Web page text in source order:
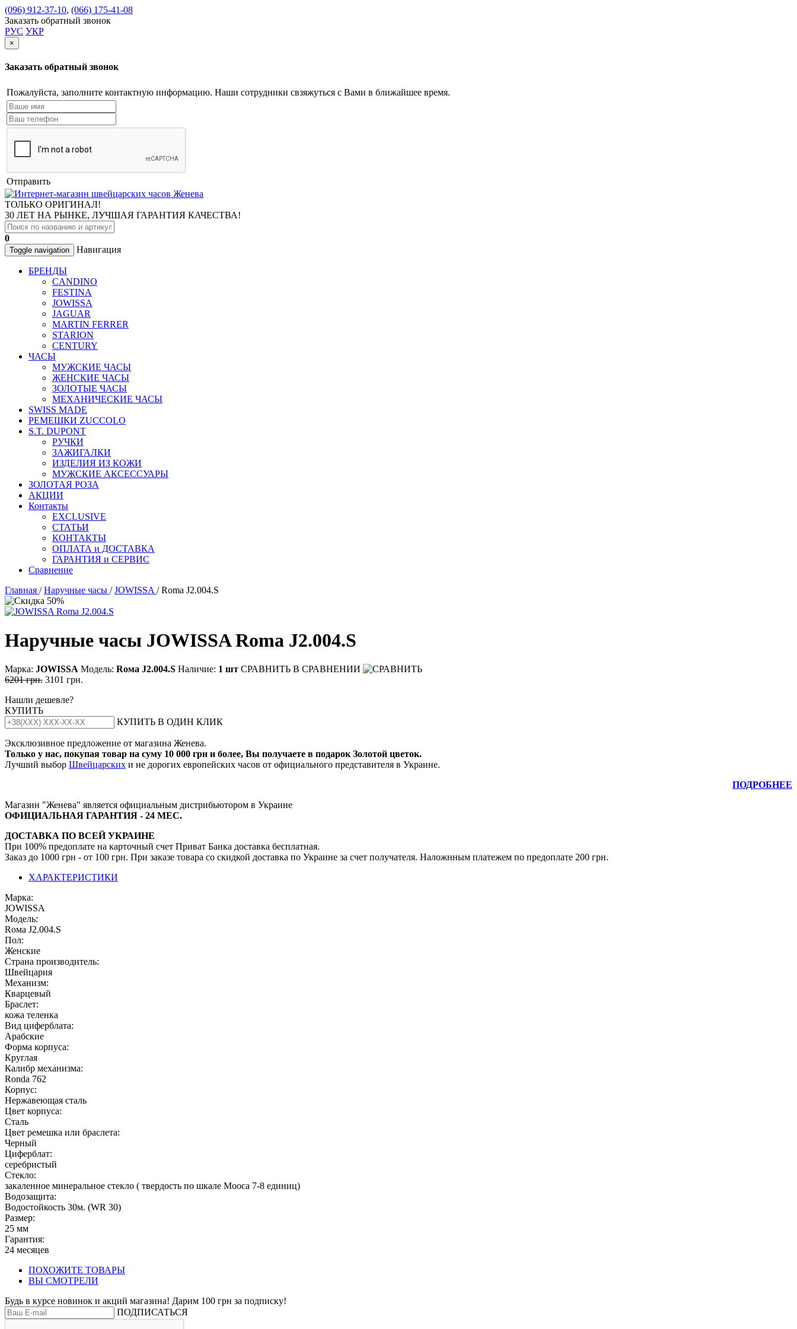
(096) 912-37-10, (066) 175-41-08
Заказать обратный звонок
РУС УКР
×
Заказать обратный звонок
Пожалуйста, заполните контактную информацию. Наши сотрудники свзяжуться с Вами в ближайшее время.
Отправить
ТОЛЬКО ОРИГИНАЛ!
30 ЛЕТ НА РЫНКЕ, ЛУЧШАЯ ГАРАНТИЯ КАЧЕСТВА!
0
Toggle navigation Навигация
БРЕНДЫ
CANDINO
FESTINA
JOWISSA
JAGUAR
MARTIN FERRER
STARION
CENTURY
ЧАСЫ
МУЖСКИЕ ЧАСЫ
ЖЕНСКИЕ ЧАСЫ
ЗОЛОТЫЕ ЧАСЫ
МЕХАНИЧЕСКИЕ ЧАСЫ
SWISS MADE
РЕМЕШКИ ZUCCOLO
S.T. DUPONT
РУЧКИ
ЗАЖИГАЛКИ
ИЗДЕЛИЯ ИЗ КОЖИ
МУЖСКИЕ АКСЕССУАРЫ
ЗОЛОТАЯ РОЗА
АКЦИИ
Контакты
EXCLUSIVE
СТАТЬИ
КОНТАКТЫ
ОПЛАТА и ДОСТАВКА
ГАРАНТИЯ и СЕРВИС
Сравнение
Главная /Наручные часы /JOWISSA / Roma J2.004.S
Наручные часы JOWISSA Roma J2.004.S
Марка: JOWISSA Модель: Rома J2.004.S Наличие: 1 шт СРАВНИТЬ В СРАВНЕНИИ
6201 грн. 3101 грн.
Нашли дешевле?
КУПИТЬ
КУПИТЬ В ОДИН КЛИК
Эксклюзивное предложение от магазина Женева.
Только у нас, покупая товар на суму 10 000 грн и более, Вы получаете в подарок Золотой цветок.
Лучший выбор Швейцарских и не дорогих европейских часов от официального представителя в Украине.
ПОДРОБНЕЕ
Магазин "Женева" является официальным дистрибьютором в Украине
ОФИЦИАЛЬНАЯ ГАРАНТИЯ - 24 МЕС.
ДОСТАВКА ПО ВСЕЙ УКРАИНЕ
При 100% предоплате на карточный счет Приват Банка доставка бесплатная.
Заказ до 1000 грн - от 100 грн. При заказе товара со скидкой доставка по Украине за счет получателя. Наложнным платежем по предоплате 200 грн.
ХАРАКТЕРИСТИКИ
Марка:
JOWISSA
Модель:
Rома J2.004.S
Пол:
Женские
Страна производитель:
Швейцария
Механизм:
Кварцевый
Браслет:
кожа теленка
Вид циферблата:
Арабские
Форма корпуса:
Круглая
Калибр механизма:
Ronda 762
Корпус:
Нержавеющая cталь
Цвет корпуса:
Сталь
Цвет ремешка или браслета:
Черный
Циферблат:
серебристый
Стекло:
закаленное минеральное стекло ( твердость по шкале Мооса 7-8 единиц)
Водозащита:
Водостойкость 30м. (WR 30)
Размер:
25 мм
Гарантия:
24 месяцев
ПОХОЖИТЕ ТОВАРЫ
ВЫ СМОТРЕЛИ
Будь в курсе новинок и акций магазина! Дарим 100 грн за подписку!
ПОДПИСАТЬСЯ